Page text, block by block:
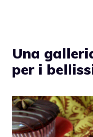
Una
per i